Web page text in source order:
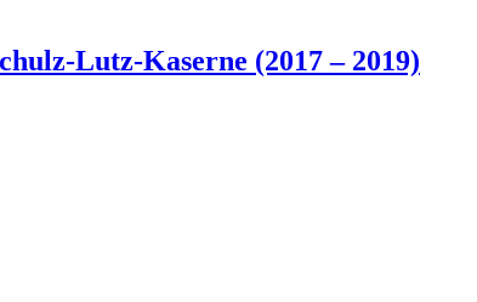
Lutz-Kaserne (2017 – 2019)